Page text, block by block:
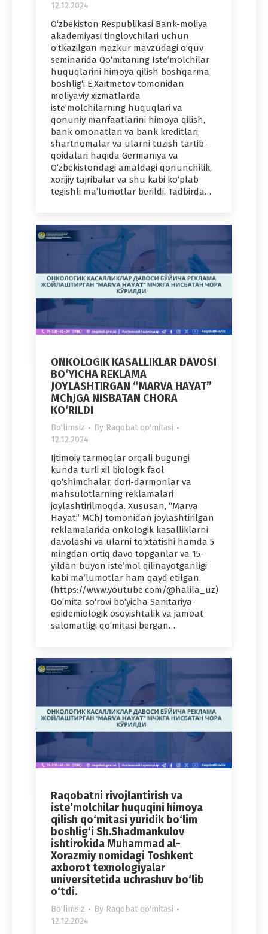
12.12.2024
O‘zbekiston Respublikasi Bank-moliya
akademiyasi tinglovchilari uchun
o‘tkazilgan mazkur mavzudagi o‘quv
seminarida Qo‘mitaning Iste’molchilar
huquqlarini himoya qilish boshqarma
boshlig‘i E.Xaitmetov tomonidan
moliyaviy xizmatlarda
iste’molchilarning huquqlari va
qonuniy manfaatlarini himoya qilish,
bank omonatlari va bank kreditlari,
shartnomalar va ularni tuzish tartib-
qoidalari haqida Germaniya va
O‘zbekistondagi amaldagi qonunchilik,
xorijiy tajribalar va shu kabi ko‘plab
tegishli ma’lumotlar berildi. Tadbirda…
ONKOLOGIK KASALLIKLAR DAVOSI
BO‘YICHA REKLAMA
JOYLASHTIRGAN “MARVA HAYAT”
MChJGA NISBATAN CHORA
KO‘RILDI
Bo'limsiz By Raqobat qo'mitasi
12.12.2024
Ijtimoiy tarmoqlar orqali bugungi
kunda turli xil biologik faol
qo‘shimchalar, dori-darmonlar va
mahsulotlarning reklamalari
joylashtirilmoqda. Xususan, “Marva
Hayat” MChJ tomonidan joylashtirilgan
reklamalarida onkologik kasalliklarni
davolashi va ularni to‘xtatishi hamda 5
mingdan ortiq davo topganlar va 15-
yildan buyon iste’mol qilinayotganligi
kabi ma’lumotlar ham qayd etilgan.
(https://www.youtube.com/@halila_uz)
Qo‘mita so‘rovi bo‘yicha Sanitariya-
epidemiologik osoyishtalik va jamoat
salomatligi qo‘mitasi bergan…
Raqobatni rivojlantirish va
iste’molchilar huquqini himoya
qilish qo‘mitasi yuridik bo‘lim
boshlig‘i Sh.Shadmankulov
ishtirokida Muhammad al-
Xorazmiy nomidagi Toshkent
axborot texnologiyalar
universitetida uchrashuv bo‘lib
o‘tdi.
Bo'limsiz By Raqobat qo'mitasi
12.12.2024